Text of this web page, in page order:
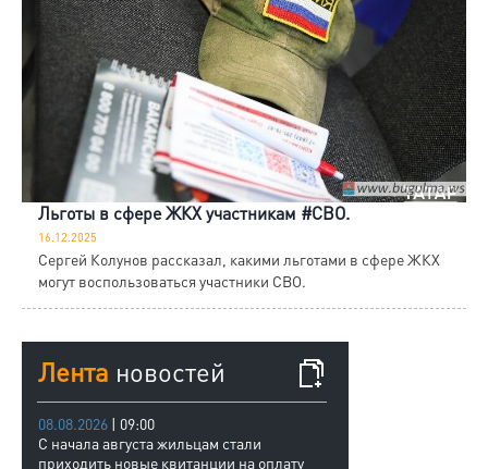
Льготы в сфере ЖКХ участникам #СВО.
16.12.2025
Сергей Колунов рассказал, какими льготами в сфере ЖКХ
могут воспользоваться участники СВО.
Лента новостей
08.08.2026 | 09:00
С начала августа жильцам стали
приходить новые квитанции на оплату